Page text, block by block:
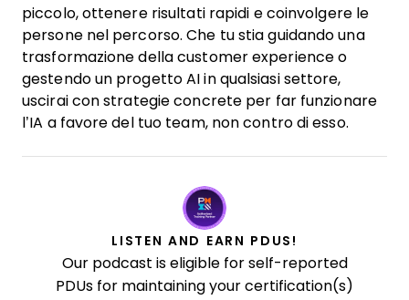
piccolo, ottenere risultati rapidi e coinvolgere le
persone nel percorso. Che tu stia guidando una
trasformazione della customer experience o
gestendo un progetto AI in qualsiasi settore,
uscirai con strategie concrete per far funzionare
l’IA a favore del tuo team, non contro di esso.
LISTEN AND EARN PDUS!
Our podcast is eligible for self-reported
PDUs for maintaining your certification(s)